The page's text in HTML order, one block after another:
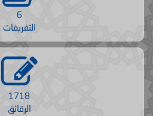
6
التفريغات
1718
الرقائق